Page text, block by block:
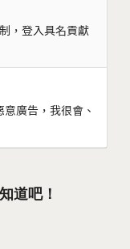
，登入具名貢獻
廣告，我很會、
道吧！